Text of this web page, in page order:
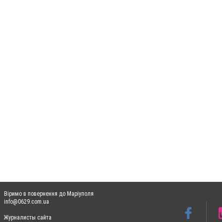
Віримо в повернення до Маріуполя
info@0629.com.ua
Журналисты сайта